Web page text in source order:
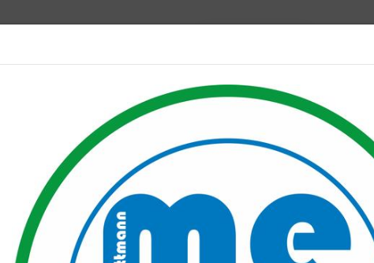
Unser Verein Mitgliederservice
Dance4Two